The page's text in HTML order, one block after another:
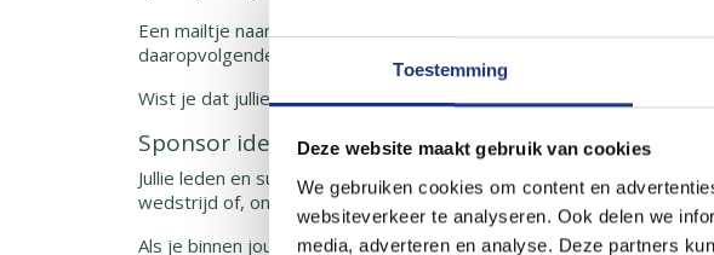
Toestemming
Deze website maakt gebruik van cookies
We gebruiken cookies om content en
websiteverkeer te analyseren. Ook delen we
media, adverteren en analyse. Deze partners
Een mailtje naar alle leden met een linkje naar het
daaropvolgende jaar zijn de vlaggensponsors vast en zeker bereid
Wist je dat jullie, zonder voorinvestering, een
Sponsor ideeen met zwaaivlaggen en autovlaggen
Jullie leden en supporters laten natuurlijk graag zien dat ze fan zijn.
wedstrijd of, onderweg naar je uitwedstrijd, met een autovlag met
Als je binnen jouw club 250zwaaivlaggetjesvoor 5 euro en 50